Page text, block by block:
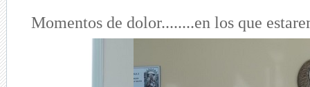
Momentos de dolor........en los que